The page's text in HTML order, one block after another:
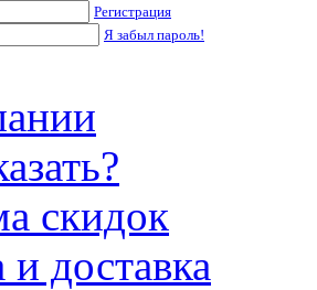
Регистрация
Я забыл пароль!
скидок
и доставка